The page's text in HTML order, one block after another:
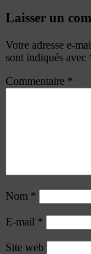
Laisser un
Votre adresse e-
sont indiqués avec
Commentaire *
Nom *
E-mail *
Site web